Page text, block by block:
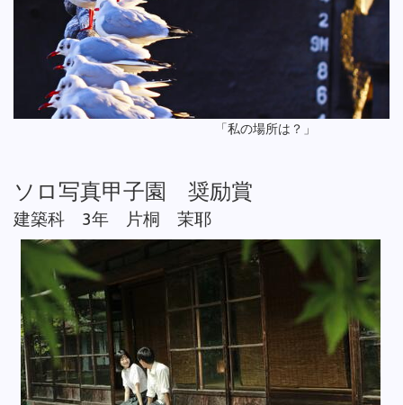
「私の場所は？」
ソロ写真甲子園 奨励賞
建築科 3年 片桐 茉耶